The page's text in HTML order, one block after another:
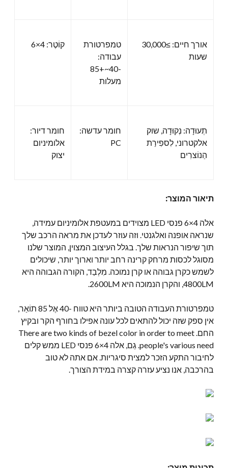
אורך חיים: ≥30,000
שעות
טמפרטורת
עבודה:
-40~+85
מעלות
קוֹטֶר: 4×6
תְעוּדָה: נְקוּדָה, שוק
אלקטרוני, לִספִירַת
הַנוֹצרִים
חומר עדשה:
PC
חומר דיור:
אלומיניום
יצוק
תיאור המוצר:
אלה 4×6 פנסי LED מצוידים במעטפת אלומיניום עמידה,
שנראה אופנה ואלגנטי. וזה עוזר לעדכן את מראה הרכב שלך
תוך שיפור הנראות שלך. בגלל העיצוב המצוין, המוצר שלנו
מסוגל לכסות מרחק קרינה רחב יותר וארוך יותר, שיכולים
לשמש כקרן גבוהה או קרן נמוכה. מִלְבַד, הקורה הגבוהה היא
4800LM, והקרן הנמוכה היא 2600LM.
טמפרטורת העבודה הטובה ביותר היא טווח -40 אֶל 85 תוֹאַר,
אין ספק שזה יכול להתאים לכל עונה אפילו בחורף הקר ובקיץ
החם. There are two kinds of bezel color in order to meet
people's various need
. גַם, אלה 4×6 פנסי LED ממש קלים
לחיבור התקע הזכר למצית סיגריות. אם אתה לא טוב
בהרכבה, אנו נציע עזרה קצרה במידת הצורך.